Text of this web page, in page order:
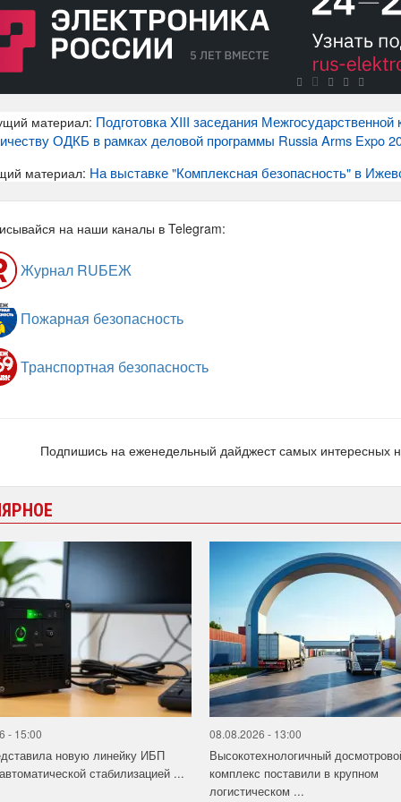
материал: Подготовка XIII заседания
ОДКБ в рамках деловой программы Russia Arms Expo
материал: На выставке "Комплексная безопасность" в
на наши каналы в Telegram:
Журнал RUБЕЖ
Пожарная безопасность
Транспортная безопасность
Подпишись на еженедельный дайджест самых
- 15:00
новую линейку ИБП
стабилизацией ...
08.08.2026 - 13:00
Высокотехнологичный
комплекс поставили в крупном
логистическом ...